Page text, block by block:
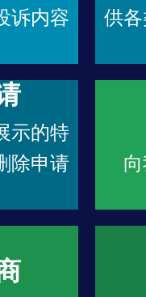
诉内容
供
示的特
除申请